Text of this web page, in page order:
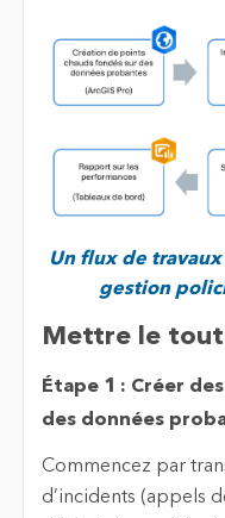
Un flux de
gestion
Mettre le
Étape 1 : Créer
des données
Commencez par
d’incidents (appels